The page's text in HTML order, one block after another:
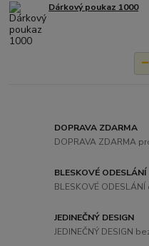
Dárkový poukaz 1000
DOPRAVA ZDARMA
DOPRAVA ZDARMA
BLESKOVÉ ODESLÁNÍ
BLESKOVÉ
JEDINEČNÝ DESIGN
JEDINEČNÝ DESIGN